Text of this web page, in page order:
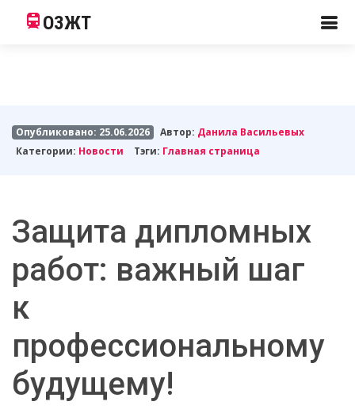
ОЗЖТ
Опубликовано: 25.06.2026 Автор: Данила Васильевых
Категории: Новости Тэги: Главная страница
Защита дипломных
работ: важный шаг
к
профессиональному
будущему!